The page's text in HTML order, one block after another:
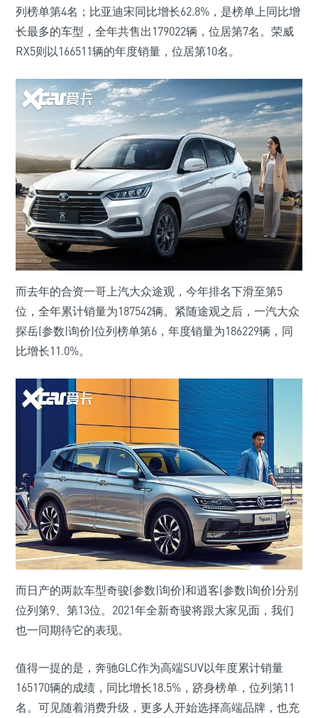
列榜单第4名；比亚迪宋同比增长62.8%，是榜单上同比增
长最多的车型，全年共售出179022辆，位居第7名。荣威
RX5则以166511辆的年度销量，位居第10名。
而去年的合资一哥上汽大众途观，今年排名下滑至第5
位，全年累计销量为187542辆。紧随途观之后，一汽大众
探岳(参数|询价)位列榜单第6，年度销量为186229辆，同
比增长11.0%。
而日产的两款车型奇骏(参数|询价)和逍客(参数|询价)分别
位列第9、第13位。2021年全新奇骏将跟大家见面，我们
也一同期待它的表现。
值得一提的是，奔驰GLC作为高端SUV以年度累计销量
165170辆的成绩，同比增长18.5%，跻身榜单，位列第11
名。可见随着消费升级，更多人开始选择高端品牌，也充